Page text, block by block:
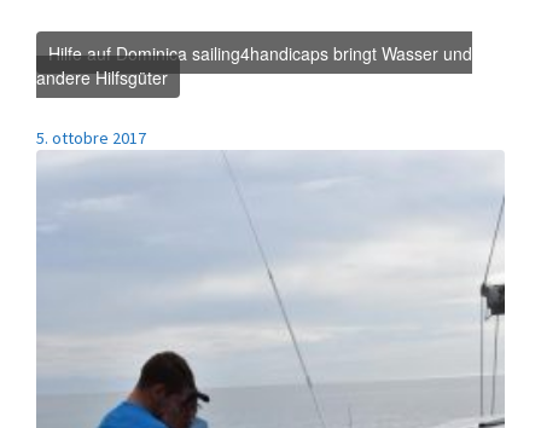
Hilfe auf Dominica sailing4handicaps bringt Wasser und
andere Hilfsgüter
5. ottobre 2017